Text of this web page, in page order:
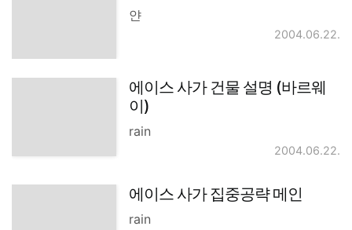
얀
2004.06.22.
에이스 사가 건물 설명 (바르웨
이)
rain
2004.06.22.
에이스 사가 집중공략 메인
rain